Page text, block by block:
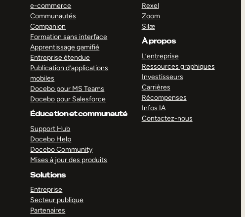
e-commerce
Communautés
Companion
Formation sans interface
Apprentissage gamifié
Entreprise étendue
Publication d’applications
mobiles
Docebo pour MS Teams
Docebo pour Salesforce
Éducation et communauté
Support Hub
Docebo Help
Docebo Community
Mises à jour des produits
Solutions
Entreprise
Secteur publique
Partenaires
Rexel
Zoom
Silæ
À propos
L’entreprise
Ressources graphiques
Investisseurs
Carrières
Récompenses
Infos IA
Contactez-nous